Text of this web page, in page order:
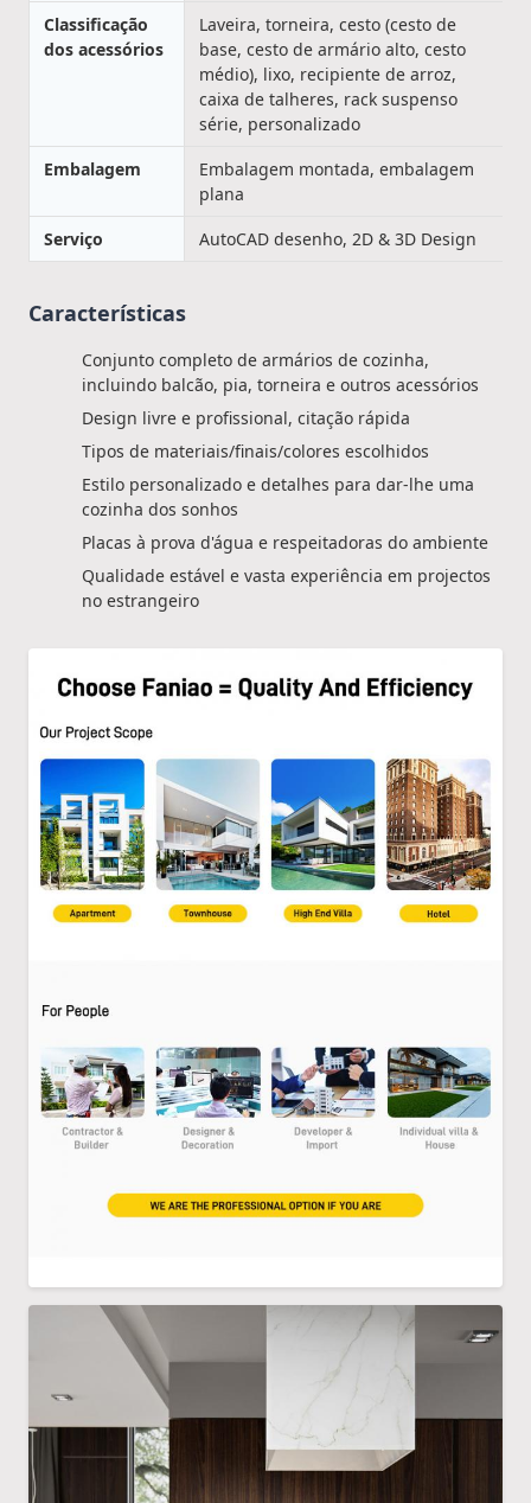
Classificação
dos acessórios
Laveira, torneira, cesto (cesto de
base, cesto de armário alto, cesto
médio), lixo, recipiente de arroz,
caixa de talheres, rack suspenso
série, personalizado
Embalagem
Embalagem montada, embalagem
plana
Serviço
AutoCAD desenho, 2D & 3D Design
Características
Conjunto completo de armários de cozinha,
incluindo balcão, pia, torneira e outros acessórios
Design livre e profissional, citação rápida
Tipos de materiais/finais/colores escolhidos
Estilo personalizado e detalhes para dar-lhe uma
cozinha dos sonhos
Placas à prova d'água e respeitadoras do ambiente
Qualidade estável e vasta experiência em projectos
no estrangeiro